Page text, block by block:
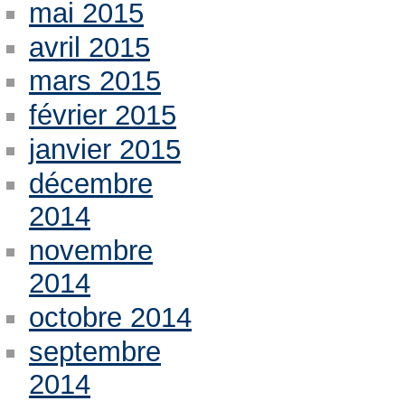
mai 2015
avril 2015
mars 2015
février 2015
janvier 2015
décembre
2014
novembre
2014
octobre 2014
septembre
2014